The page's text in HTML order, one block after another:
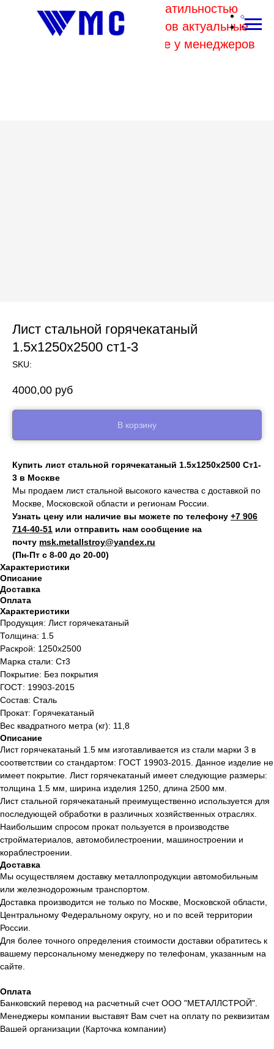
В связи с высокой волатильностью
отпускных цен комбинатов актуальные
цены на металл уточняйте у менеджеров
Лист стальной горячекатаный
1.5х1250х2500 ст1-3
SKU:
4000,00 руб
В корзину
Купить лист стальной горячекатаный 1.5х1250х2500 Ст1-
3 в Москве
Мы продаем лист стальной высокого качества с доставкой по
Москве, Московской области и регионам России.
Узнать цену или наличие вы можете по телефону +7 906
714‑40-51 или отправить нам сообщение на
почту msk.metallstroy@yandex.ru
(Пн-Пт с 8-00 до 20-00)
Характеристики
Описание
Доставка
Оплата
Характеристики
Продукция: Лист горячекатаный
Толщина: 1.5
Раскрой: 1250х2500
Марка стали: Ст3
Покрытие: Без покрытия
ГОСТ: 19903-2015
Состав: Сталь
Прокат: Горячекатаный
Вес квадратного метра (кг): 11,8
Описание
Лист горячекатаный 1.5 мм изготавливается из стали марки 3 в
соответствии со стандартом: ГОСТ 19903-2015. Данное изделие не
имеет покрытие. Лист горячекатаный имеет следующие размеры:
толщина 1.5 мм, ширина изделия 1250, длина 2500 мм.
Лист стальной горячекатаный преимущественно используется для
последующей обработки в различных хозяйственных отраслях.
Наибольшим спросом прокат пользуется в производстве
стройматериалов, автомобилестроении, машиностроении и
кораблестроении.
Доставка
Мы осуществляем доставку металлопродукции автомобильным
или железнодорожным транспортом.
Доставка производится не только по Москве, Московской области,
Центральному Федеральному округу, но и по всей территории
России.
Для более точного определения стоимости доставки обратитесь к
вашему персональному менеджеру по телефонам, указанным на
сайте.
Оплата
Банковский перевод на расчетный счет ООО "МЕТАЛЛСТРОЙ".
Менеджеры компании выставят Вам счет на оплату по реквизитам
Вашей организации (Карточка компании)